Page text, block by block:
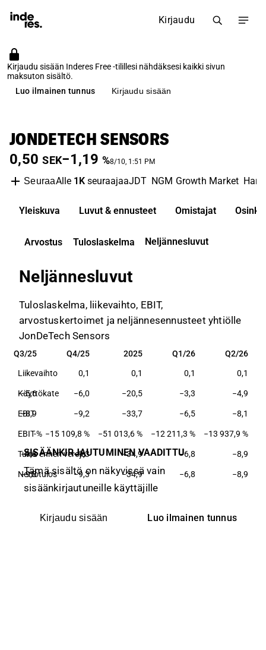
Kirjaudu
Kirjaudu sisään Inderes Free -tilillesi nähdäksesi kaikki sivun
maksuton sisältö.
Luo ilmainen tunnus
Kirjaudu sisään
JONDETECH SENSORS
0,50 SEK−1,19 %8/10, 1:51 PM
SeuraaAlle 1KseuraajaaJDT NGM Growth Market
Yleiskuva Luvut & ennusteet Omistajat Osinko
Arvostus Tuloslaskelma Neljännesluvut
Neljännesluvut
Tuloslaskelma, liikevaihto, EBIT,
arvostuskertoimet ja neljännesennusteet yhtiölle
JonDeTech Sensors
Q3/25 Q4/25 2025 Q1/26 Q2/26
Q3/25 Q4/25 2025 Q1/26 Q2/26
Liikevaihto 0,1 0,1 0,1 0,1
Käyttökate
−5,6 −6,0 −20,5 −3,3 −4,9
EBIT
−8,9 −9,2 −33,7 −6,5 −8,1
EBIT-% −15 109,8 % −51 013,6 % −12 211,3 % −13 937,9 %
Tulos ennen veroja
−9,8 −9,3 −34,9 −6,8 −8,9
Nettotulos
−9,8 −9,3 −34,9 −6,8 −8,9
SISÄÄNKIRJAUTUMINEN VAADITTU
Tämä sisältö on näkyvissä vain
sisäänkirjautuneille käyttäjille
Kirjaudu sisään Luo ilmainen tunnus